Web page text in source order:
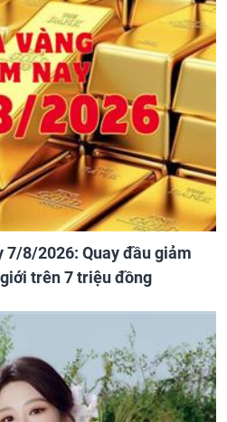
7/8/2026: Quay đầu giảm
trên 7 triệu đồng